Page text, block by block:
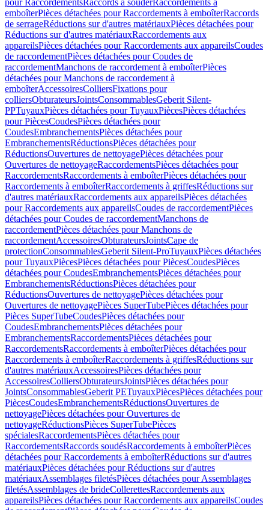
pour RaccordementsRaccords à souderRaccordements à
emboîterPièces détachées pour Raccordements à emboîterRaccords
de serrageRéductions sur d'autres matériauxPièces détachées pour
Réductions sur d'autres matériauxRaccordements aux
appareilsPièces détachées pour Raccordements aux appareilsCoudes
de raccordementPièces détachées pour Coudes de
raccordementManchons de raccordement à emboîterPièces
détachées pour Manchons de raccordement à
emboîterAccessoiresColliersFixations pour
colliersObturateursJointsConsommablesGeberit Silent-
PPTuyauxPièces détachées pour TuyauxPiècesPièces détachées
pour PiècesCoudesPièces détachées pour
CoudesEmbranchementsPièces détachées pour
EmbranchementsRéductionsPièces détachées pour
RéductionsOuvertures de nettoyagePièces détachées pour
Ouvertures de nettoyageRaccordementsPièces détachées pour
RaccordementsRaccordements à emboîterPièces détachées pour
Raccordements à emboîterRaccordements à griffesRéductions sur
d'autres matériauxRaccordements aux appareilsPièces détachées
pour Raccordements aux appareilsCoudes de raccordementPièces
détachées pour Coudes de raccordementManchons de
raccordementPièces détachées pour Manchons de
raccordementAccessoiresObturateursJointsCape de
protectionConsommablesGeberit Silent-ProTuyauxPièces détachées
pour TuyauxPiècesPièces détachées pour PiècesCoudesPièces
détachées pour CoudesEmbranchementsPièces détachées pour
EmbranchementsRéductionsPièces détachées pour
RéductionsOuvertures de nettoyagePièces détachées pour
Ouvertures de nettoyagePièces SuperTubePièces détachées pour
Pièces SuperTubeCoudesPièces détachées pour
CoudesEmbranchementsPièces détachées pour
EmbranchementsRaccordementsPièces détachées pour
RaccordementsRaccordements à emboîterPièces détachées pour
Raccordements à emboîterRaccordements à griffesRéductions sur
d'autres matériauxAccessoiresPièces détachées pour
AccessoiresColliersObturateursJointsPièces détachées pour
JointsConsommablesGeberit PETuyauxPiècesPièces détachées pour
PiècesCoudesEmbranchementsRéductionsOuvertures de
nettoyagePièces détachées pour Ouvertures de
nettoyageRéductionsPièces SuperTubePièces
spécialesRaccordementsPièces détachées pour
RaccordementsRaccords soudésRaccordements à emboîterPièces
détachées pour Raccordements à emboîterRéductions sur d'autres
matériauxPièces détachées pour Réductions sur d'autres
matériauxAssemblages filetésPièces détachées pour Assemblages
filetésAssemblages de brideCollerettesRaccordements aux
appareilsPièces détachées pour Raccordements aux appareilsCoudes